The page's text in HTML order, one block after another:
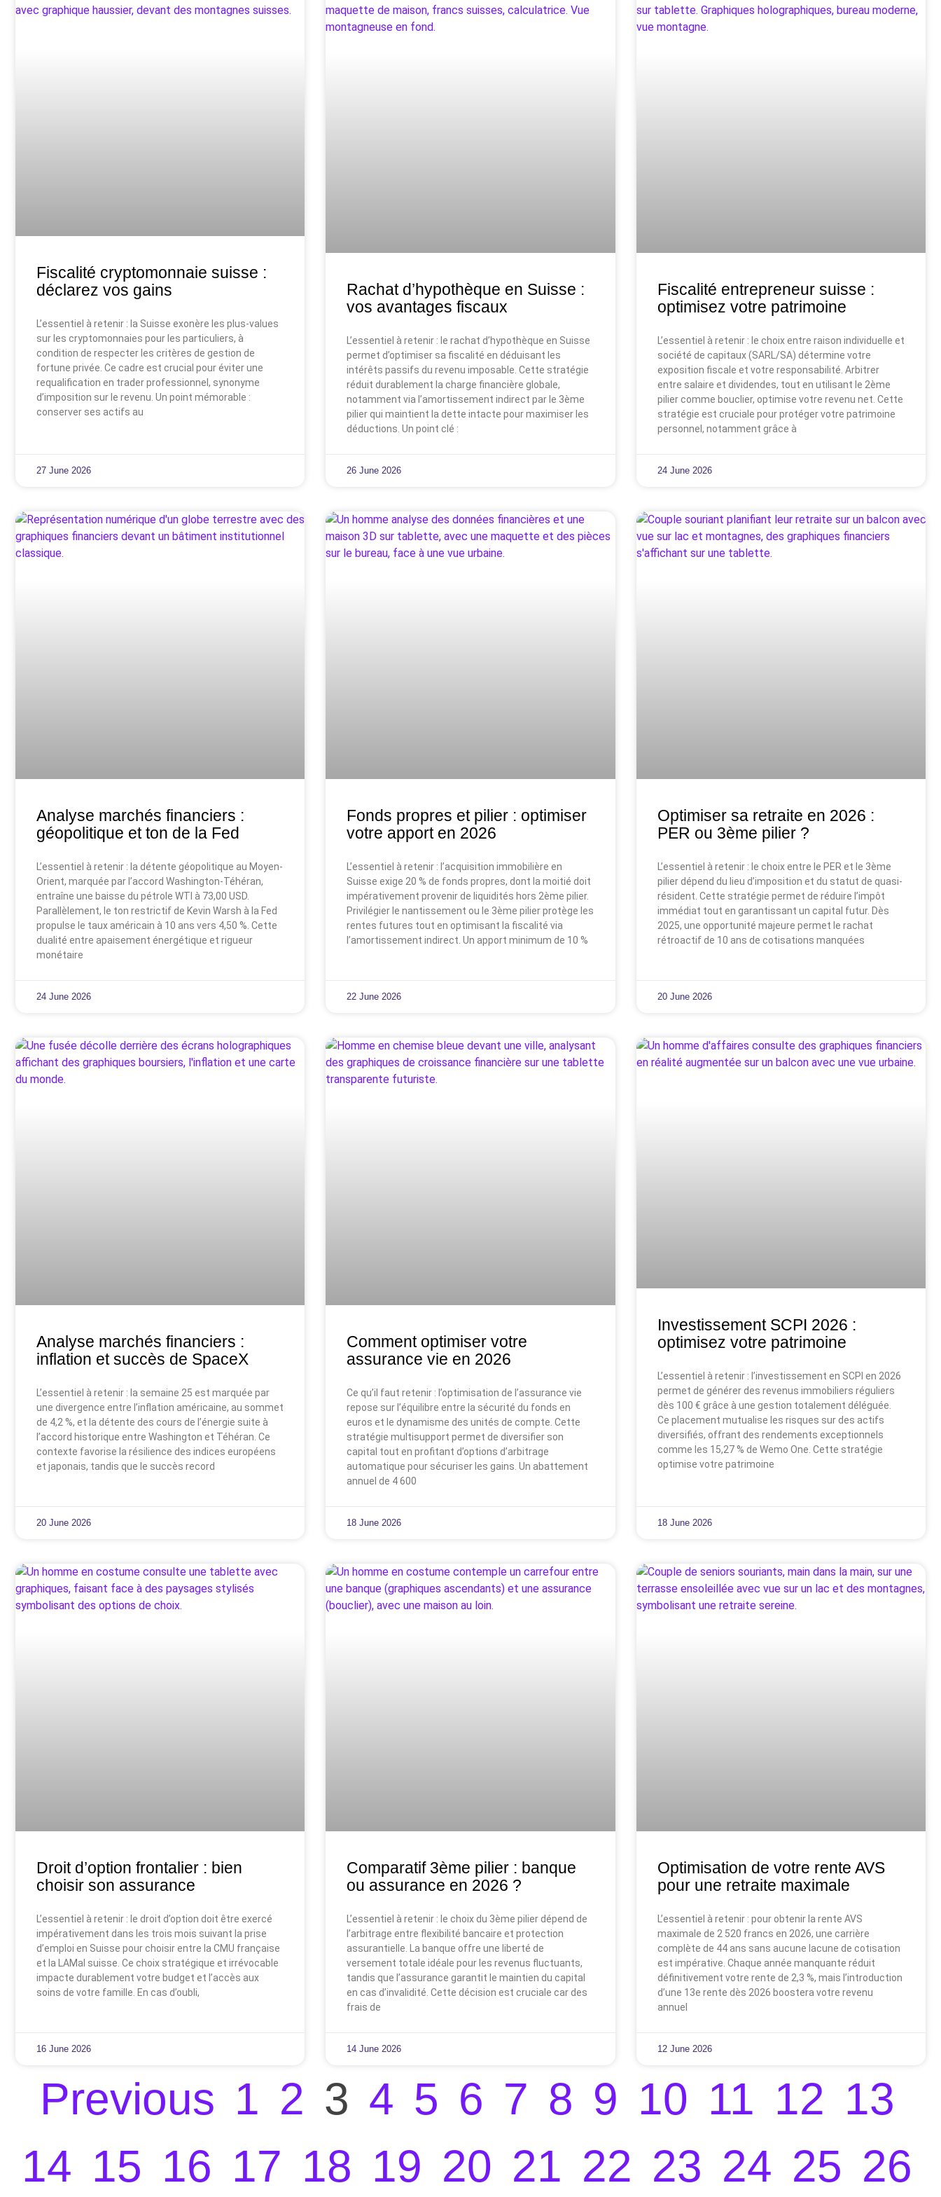
Fiscalité cryptomonnaie suisse :
déclarez vos gains
L’essentiel à retenir : la Suisse exonère les plus-values
sur les cryptomonnaies pour les particuliers, à
condition de respecter les critères de gestion de
fortune privée. Ce cadre est crucial pour éviter une
requalification en trader professionnel, synonyme
d’imposition sur le revenu. Un point mémorable :
conserver ses actifs au
27 June 2026
Rachat d’hypothèque en Suisse :
vos avantages fiscaux
L’essentiel à retenir : le rachat d’hypothèque en Suisse
permet d’optimiser sa fiscalité en déduisant les
intérêts passifs du revenu imposable. Cette stratégie
réduit durablement la charge financière globale,
notamment via l’amortissement indirect par le 3ème
pilier qui maintient la dette intacte pour maximiser les
déductions. Un point clé :
26 June 2026
Fiscalité entrepreneur suisse :
optimisez votre patrimoine
L’essentiel à retenir : le choix entre raison individuelle et
société de capitaux (SARL/SA) détermine votre
exposition fiscale et votre responsabilité. Arbitrer
entre salaire et dividendes, tout en utilisant le 2ème
pilier comme bouclier, optimise votre revenu net. Cette
stratégie est cruciale pour protéger votre patrimoine
personnel, notamment grâce à
24 June 2026
Analyse marchés financiers :
géopolitique et ton de la Fed
L’essentiel à retenir : la détente géopolitique au Moyen-
Orient, marquée par l’accord Washington-Téhéran,
entraîne une baisse du pétrole WTI à 73,00 USD.
Parallèlement, le ton restrictif de Kevin Warsh à la Fed
propulse le taux américain à 10 ans vers 4,50 %. Cette
dualité entre apaisement énergétique et rigueur
monétaire
24 June 2026
Fonds propres et pilier : optimiser
votre apport en 2026
L’essentiel à retenir : l’acquisition immobilière en
Suisse exige 20 % de fonds propres, dont la moitié doit
impérativement provenir de liquidités hors 2ème pilier.
Privilégier le nantissement ou le 3ème pilier protège les
rentes futures tout en optimisant la fiscalité via
l’amortissement indirect. Un apport minimum de 10 %
22 June 2026
Optimiser sa retraite en 2026 :
PER ou 3ème pilier ?
L’essentiel à retenir : le choix entre le PER et le 3ème
pilier dépend du lieu d’imposition et du statut de quasi-
résident. Cette stratégie permet de réduire l’impôt
immédiat tout en garantissant un capital futur. Dès
2025, une opportunité majeure permet le rachat
rétroactif de 10 ans de cotisations manquées
20 June 2026
Analyse marchés financiers :
inflation et succès de SpaceX
L’essentiel à retenir : la semaine 25 est marquée par
une divergence entre l’inflation américaine, au sommet
de 4,2 %, et la détente des cours de l’énergie suite à
l’accord historique entre Washington et Téhéran. Ce
contexte favorise la résilience des indices européens
et japonais, tandis que le succès record
20 June 2026
Comment optimiser votre
assurance vie en 2026
Ce qu’il faut retenir : l’optimisation de l’assurance vie
repose sur l’équilibre entre la sécurité du fonds en
euros et le dynamisme des unités de compte. Cette
stratégie multisupport permet de diversifier son
capital tout en profitant d’options d’arbitrage
automatique pour sécuriser les gains. Un abattement
annuel de 4 600
18 June 2026
Investissement SCPI 2026 :
optimisez votre patrimoine
L’essentiel à retenir : l’investissement en SCPI en 2026
permet de générer des revenus immobiliers réguliers
dès 100 € grâce à une gestion totalement déléguée.
Ce placement mutualise les risques sur des actifs
diversifiés, offrant des rendements exceptionnels
comme les 15,27 % de Wemo One. Cette stratégie
optimise votre patrimoine
18 June 2026
Droit d’option frontalier : bien
choisir son assurance
L’essentiel à retenir : le droit d’option doit être exercé
impérativement dans les trois mois suivant la prise
d’emploi en Suisse pour choisir entre la CMU française
et la LAMal suisse. Ce choix stratégique et irrévocable
impacte durablement votre budget et l’accès aux
soins de votre famille. En cas d’oubli,
16 June 2026
Comparatif 3ème pilier : banque
ou assurance en 2026 ?
L’essentiel à retenir : le choix du 3ème pilier dépend de
l’arbitrage entre flexibilité bancaire et protection
assurantielle. La banque offre une liberté de
versement totale idéale pour les revenus fluctuants,
tandis que l’assurance garantit le maintien du capital
en cas d’invalidité. Cette décision est cruciale car des
frais de
14 June 2026
Optimisation de votre rente AVS
pour une retraite maximale
L’essentiel à retenir : pour obtenir la rente AVS
maximale de 2 520 francs en 2026, une carrière
complète de 44 ans sans aucune lacune de cotisation
est impérative. Chaque année manquante réduit
définitivement votre rente de 2,3 %, mais l’introduction
d’une 13e rente dès 2026 boostera votre revenu
annuel
12 June 2026
Previous 1 2 3 4 5 6 7 8 9 10 11 12 13
14 15 16 17 18 19 20 21 22 23 24 25 26